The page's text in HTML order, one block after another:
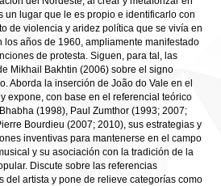
un lugar que le es propio e identificarlo con
de violencia y aridez política que se vivía en
los años de 1960, ampliamente manifestado
de protesta. Siguen, para tal, las
Mikhail Bakhtin (2006) sobre el signo
Aborda la inserción de João do Vale en el
expone, con base en el referencial teórico
(1998), Paul Zumthor (1993; 2007;
Bourdieu (2007; 2010), sus estrategias y
inventivas para mantenerse en el campo
y su asociación con la tradición de la
Discute sobre las referencias
del artista y pone de relieve categorías como